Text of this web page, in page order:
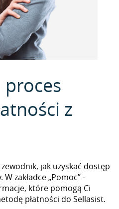
proces
z
jak uzyskać dostęp
zakładce „Pomoc” -
które pomogą Ci
płatności do Sellasist.